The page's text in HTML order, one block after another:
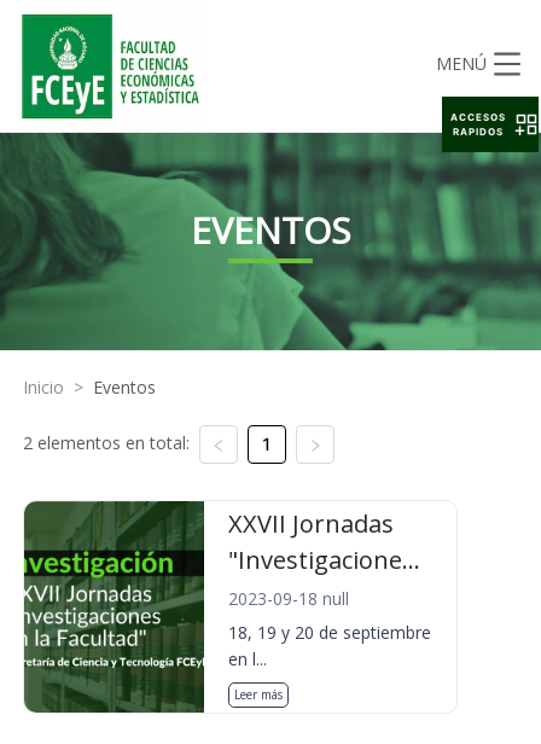
MENÚ
EVENTOS
Inicio > Eventos
2 elementos en total: 1
XXVII Jornadas
"Investigacione...
2023-09-18 null
18, 19 y 20 de septiembre
en l...
Leer más
ACCESOS
RAPIDOS